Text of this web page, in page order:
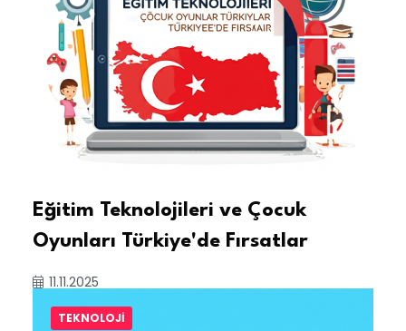
Eğitim Teknolojileri ve Çocuk
Oyunları Türkiye'de Fırsatlar
11.11.2025
TEKNOLOJI